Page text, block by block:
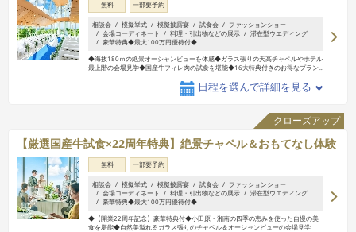
無料 一部要予約
相談会 模擬挙式 模擬披露宴 試食会
ファッションショー
会場コーディネート
料理・引出物などの展示
滞在型ウエディング
豪華特典◆最大100万円優待付◆
◆海抜180ｍの絶景オーシャンビューを体感◆ガラス張りの天高チャペルやホテル
最上階の会場見学◆国産牛フィレ肉の試食を堪能◆16大特典付きのお得なプラン…
日程を選んで詳細を見る
クローズアップ
【厳選国産牛試食×22周年特典】絶景チャペル＆おもてなし体験
無料 一部要予約
相談会 模擬挙式 模擬披露宴 試食会
ファッションショー
会場コーディネート
料理・引出物などの展示
滞在型ウエディング
豪華特典◆最大100万円優待付◆
◆【開業22周年記念】豪華特典付◆小田原・湘南の四季の恵みを使った自慢の美
食を堪能◆自然美溢れるガラス張りのチャペル＆オーシャンビューの会場見学